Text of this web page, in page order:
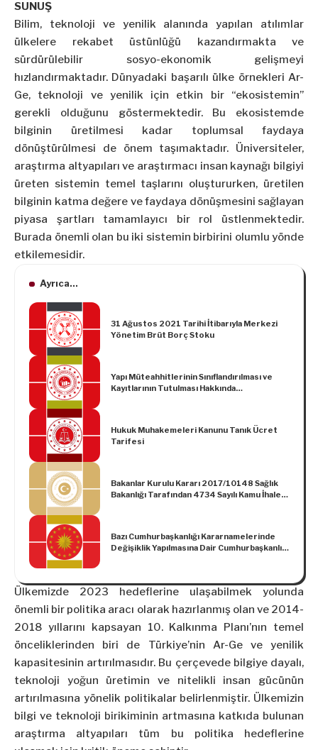
SUNUŞ
Bilim, teknoloji ve yenilik alanında yapılan atılımlar
ülkelere rekabet üstünlüğü kazandırmakta ve
sürdürülebilir sosyo-ekonomik gelişmeyi
hızlandırmaktadır. Dünyadaki başarılı ülke örnekleri Ar-
Ge, teknoloji ve yenilik için etkin bir “ekosistemin”
gerekli olduğunu göstermektedir. Bu ekosistemde
bilginin üretilmesi kadar toplumsal faydaya
dönüştürülmesi de önem taşımaktadır. Üniversiteler,
araştırma altyapıları ve araştırmacı insan kaynağı bilgiyi
üreten sistemin temel taşlarını oluştururken, üretilen
bilginin katma değere ve faydaya dönüşmesini sağlayan
piyasa şartları tamamlayıcı bir rol üstlenmektedir.
Burada önemli olan bu iki sistemin birbirini olumlu yönde
etkilemesidir.
Ayrıca...
31 Ağustos 2021 Tarihi İtibarıyla Merkezi
Yönetim Brüt Borç Stoku
Yapı Müteahhitlerinin Sınıflandırılması ve
Kayıtlarının Tutulması Hakkında
Hukuk Muhakemeleri Kanunu Tanık Ücret
Tarifesi
Bakanlar Kurulu Kararı 2017/10148 Sağlık
Bakanlığı Tarafından 4734 Sayılı Kamu İhale
Bazı Cumhurbaşkanlığı Kararnamelerinde
Değişiklik Yapılmasına Dair Cumhurbaşkanlığı
Ülkemizde 2023 hedeflerine ulaşabilmek yolunda
önemli bir politika aracı olarak hazırlanmış olan ve 2014-
2018 yıllarını kapsayan 10. Kalkınma Planı’nın temel
önceliklerinden biri de Türkiye’nin Ar-Ge ve yenilik
kapasitesinin artırılmasıdır. Bu çerçevede bilgiye dayalı,
teknoloji yoğun üretimin ve nitelikli insan gücünün
artırılmasına yönelik politikalar belirlenmiştir. Ülkemizin
bilgi ve teknoloji birikiminin artmasına katkıda bulunan
araştırma altyapıları tüm bu politika hedeflerine